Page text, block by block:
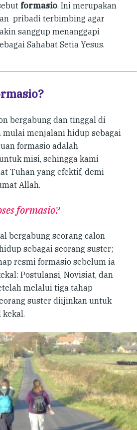
formasio. Ini merupakan
pribadi terbimbing agar
sanggup menanggapi
Sahabat Setia Yesus.
bergabung dan tinggal di
mulai menjalani hidup sebagai
formasio adalah
misi, sehingga kami
Tuhan yang efektif, demi
Allah.
formasio?
bergabung seorang calon
sebagai seorang suster;
resmi formasio sebelum ia
Postulansi, Novisiat, dan
melalui tiga tahap
suster diijinkan untuk
kekal.